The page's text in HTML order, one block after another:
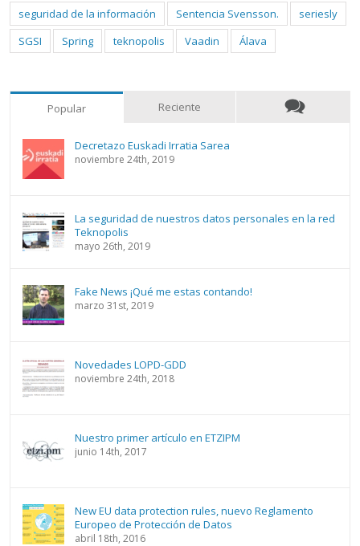
seguridad de la información
Sentencia Svensson.
seriesly
SGSI
Spring teknopolis Vaadin Álava
Popular Reciente
Decretazo Euskadi Irratia Sarea
noviembre 24th, 2019
La seguridad de nuestros datos personales en la red
Teknopolis
mayo 26th, 2019
Fake News ¡Qué me estas contando!
marzo 31st, 2019
Novedades LOPD-GDD
noviembre 24th, 2018
Nuestro primer artículo en ETZIPM
junio 14th, 2017
New EU data protection rules, nuevo Reglamento
Europeo de Protección de Datos
abril 18th, 2016